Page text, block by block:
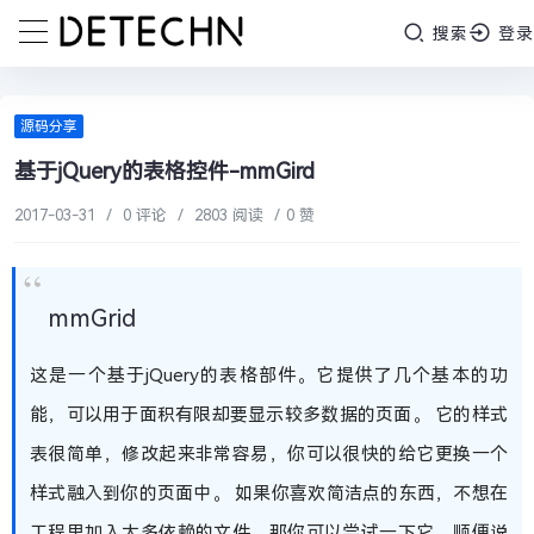
搜索 登录
源码分享
基于jQuery的表格控件-mmGird
2017-03-31 / 0 评论 / 2803 阅读 / 0 赞
mmGrid
这是一个基于jQuery的表格部件。它提供了几个基本的功
能，可以用于面积有限却要显示较多数据的页面。 它的样式
表很简单，修改起来非常容易，你可以很快的给它更换一个
样式融入到你的页面中。 如果你喜欢简洁点的东西，不想在